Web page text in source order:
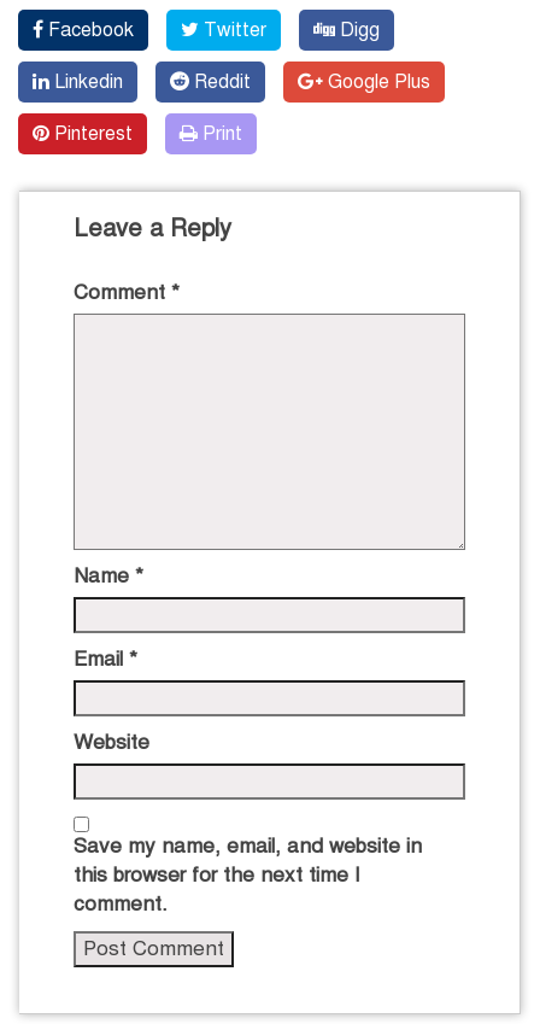
Facebook Twitter Digg
Linkedin Reddit Google Plus
Pinterest Print
Leave a Reply
Comment *
Name *
Email *
Website
Save my name, email, and website in
this browser for the next time I
comment.